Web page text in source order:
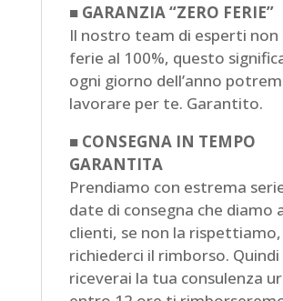
■ GARANZIA “ZERO FERIE”
Il nostro team di esperti non
ferie al 100%, questo
ogni giorno dell’anno
lavorare per te. Garantito.
■ CONSEGNA IN TEMPO
GARANTITA
Prendiamo con estrema
date di consegna che diamo
clienti, se non la
richiederci il rimborso. Quindi
riceverai la tua consulenza